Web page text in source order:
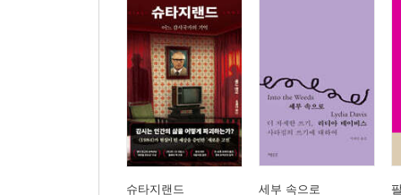
슈타지랜드 세부 속으로